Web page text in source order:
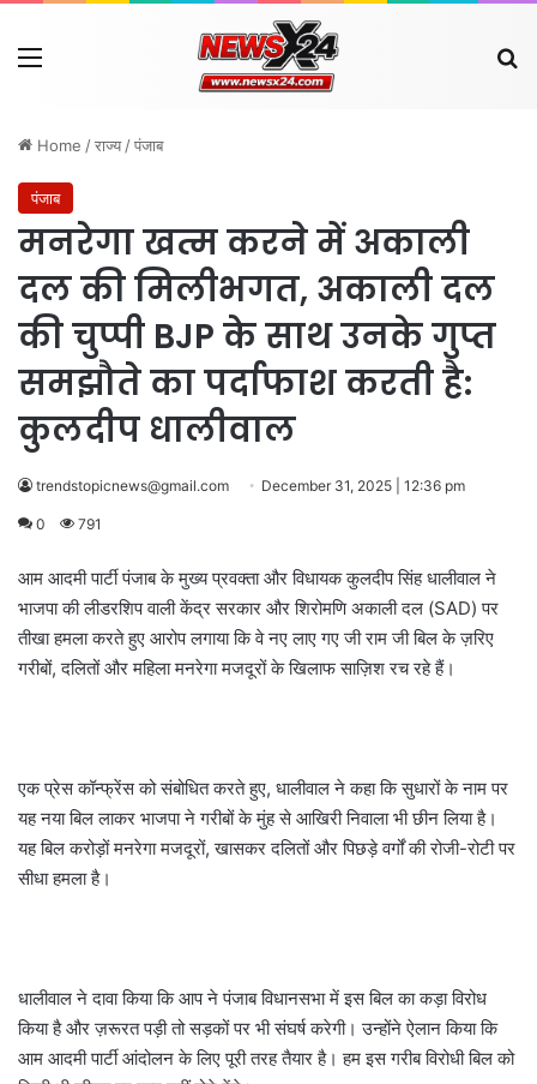
Menu
Home /राज्य /पंजाब
पंजाब
मनरेगा खत्म करने में अकाली
दल की मिलीभगत, अकाली दल
की चुप्पी BJP के साथ उनके गुप्त
समझौते का पर्दाफाश करती है:
कुलदीप धालीवाल
trendstopicnews@gmail.com December 31, 2025 | 12:36 pm
0 791
आम आदमी पार्टी पंजाब के मुख्य प्रवक्ता और विधायक कुलदीप सिंह धालीवाल ने
भाजपा की लीडरशिप वाली केंद्र सरकार और शिरोमणि अकाली दल (SAD) पर
तीखा हमला करते हुए आरोप लगाया कि वे नए लाए गए जी राम जी बिल के ज़रिए
गरीबों, दलितों और महिला मनरेगा मजदूरों के खिलाफ साज़िश रच रहे हैं।
एक प्रेस कॉन्फ्रेंस को संबोधित करते हुए, धालीवाल ने कहा कि सुधारों के नाम पर
यह नया बिल लाकर भाजपा ने गरीबों के मुंह से आखिरी निवाला भी छीन लिया है।
यह बिल करोड़ों मनरेगा मजदूरों, खासकर दलितों और पिछड़े वर्गों की रोजी-रोटी पर
सीधा हमला है।
धालीवाल ने दावा किया कि आप ने पंजाब विधानसभा में इस बिल का कड़ा विरोध
किया है और ज़रूरत पड़ी तो सड़कों पर भी संघर्ष करेगी। उन्होंने ऐलान किया कि
आम आदमी पार्टी आंदोलन के लिए पूरी तरह तैयार है। हम इस गरीब विरोधी बिल को